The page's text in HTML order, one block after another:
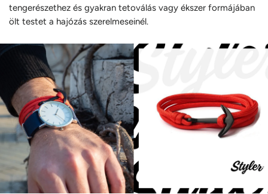
tengerészethez és gyakran tetoválás vagy ékszer formájában
ölt testet a hajózás szerelmeseinél.